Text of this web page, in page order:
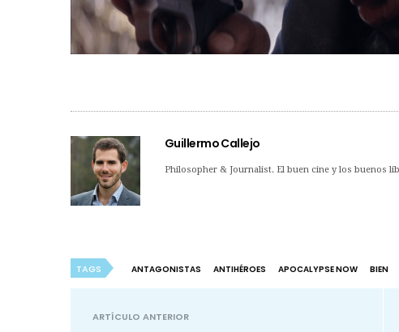
Guillermo Callejo
Philosopher & Journalist. El buen cine y los buenos
TAGS ANTAGONISTAS ANTIHÉROES APOCALYPSE NOW BIEN
ARTÍCULO ANTERIOR